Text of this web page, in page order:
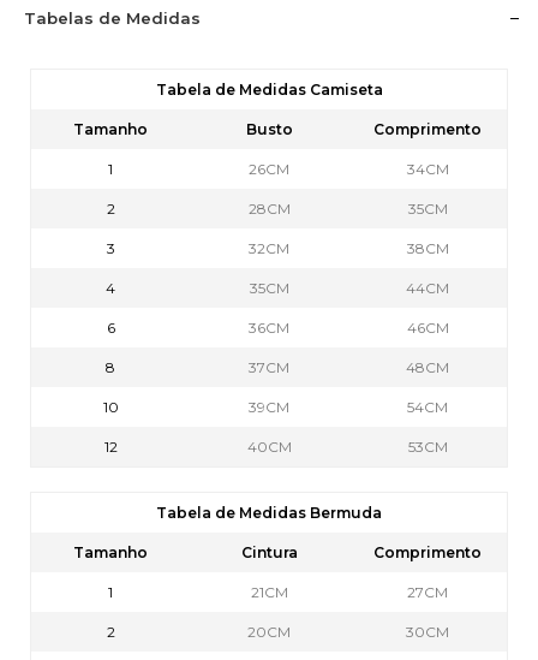
Tabelas de Medidas
Tabela de Medidas Camiseta
Tamanho Busto Comprimento
1 26CM 34CM
2 28CM 35CM
3 32CM 38CM
4 35CM 44CM
6 36CM 46CM
8 37CM 48CM
10 39CM 54CM
12 40CM 53CM
Tabela de Medidas Bermuda
Tamanho Cintura Comprimento
1 21CM 27CM
2 20CM 30CM